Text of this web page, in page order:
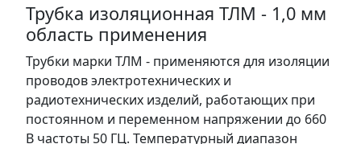
Трубка изоляционная ТЛМ - 1,0 мм
область применения
Трубки марки ТЛМ - применяются для изоляции
проводов электротехнических и
радиотехнических изделий, работающих при
постоянном и переменном напряжении до 660
В частоты 50 ГЦ. Температурный диапазон